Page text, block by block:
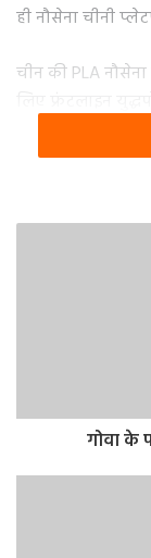
ही नौसेना चीनी
चीन की PLA
तैनात किया है।
जागरूकता के हिस्से
मीडिल ईस्ट में
महासागर क्षेत्र
अभ्यास कर रहे हैं।
पारंपरिक हमला
गोवा के